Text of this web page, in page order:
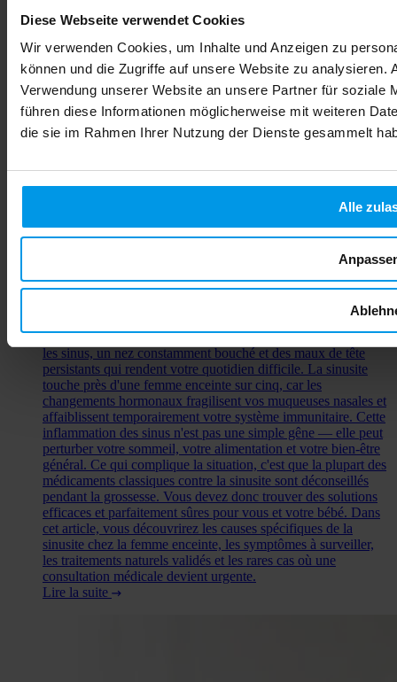
Diese Webseite verwendet Cookies
Wir verwenden Cookies, um Inhalte und Anzeigen zu
können und die Zugriffe auf unsere Website zu analysieren.
Verwendung unserer Website an unsere Partner für soziale
führen diese Informationen möglicherweise mit weiteren
die sie im Rahmen Ihrer Nutzung der Dienste gesammelt
Alle
Sinusite pendant la grossesse : causes, risques et solutions
Vous êtes enceinte et vous ressentez une pression intense dans
les sinus, un nez constamment bouché et des maux de tête
persistants qui rendent votre quotidien difficile. La sinusite
touche près d'une femme enceinte sur cinq, car les
changements hormonaux fragilisent vos muqueuses nasales et
affaiblissent temporairement votre système immunitaire. Cette
inflammation des sinus n'est pas une simple gêne — elle peut
perturber votre sommeil, votre alimentation et votre bien-être
général. Ce qui complique la situation, c'est que la plupart des
médicaments classiques contre la sinusite sont déconseillés
pendant la grossesse. Vous devez donc trouver des solutions
efficaces et parfaitement sûres pour vous et votre bébé. Dans
cet article, vous découvrirez les causes spécifiques de la
sinusite chez la femme enceinte, les symptômes à surveiller,
les traitements naturels validés et les rares cas où une
consultation médicale devient urgente.
Lire la suite